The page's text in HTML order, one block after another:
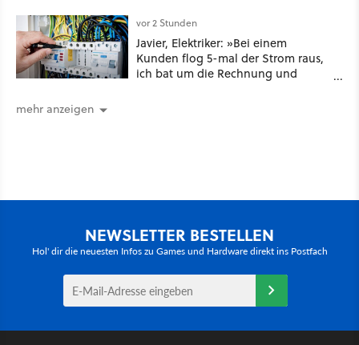
Spieler feuern
vor 2 Stunden
Javier, Elektriker: »Bei einem
Kunden flog 5-mal der Strom raus,
ich bat um die Rechnung und
mehr anzeigen
NEWSLETTER BESTELLEN
Hol' dir die neuesten Infos zu Games und Hardware direkt ins Postfach